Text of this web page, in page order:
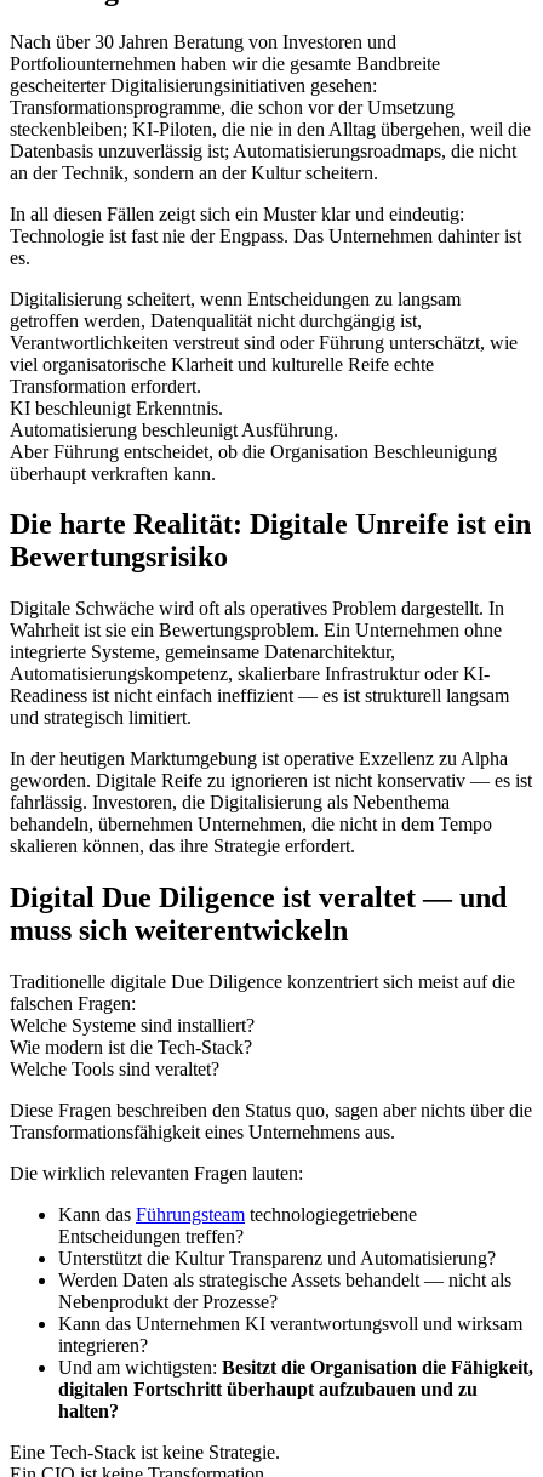
Nach über 30 Jahren Beratung von Investoren und
Portfoliounternehmen haben wir die gesamte Bandbreite
gescheiterter Digitalisierungsinitiativen gesehen:
Transformationsprogramme, die schon vor der Umsetzung
steckenbleiben; KI-Piloten, die nie in den Alltag übergehen, weil die
Datenbasis unzuverlässig ist; Automatisierungsroadmaps, die nicht
an der Technik, sondern an der Kultur scheitern.
In all diesen Fällen zeigt sich ein Muster klar und eindeutig:
Technologie ist fast nie der Engpass. Das Unternehmen dahinter ist
es.
Digitalisierung scheitert, wenn Entscheidungen zu langsam
getroffen werden, Datenqualität nicht durchgängig ist,
Verantwortlichkeiten verstreut sind oder Führung unterschätzt, wie
viel organisatorische Klarheit und kulturelle Reife echte
Transformation erfordert.
KI beschleunigt Erkenntnis.
Automatisierung beschleunigt Ausführung.
Aber Führung entscheidet, ob die Organisation Beschleunigung
überhaupt verkraften kann.
Die harte Realität: Digitale Unreife ist ein
Bewertungsrisiko
Digitale Schwäche wird oft als operatives Problem dargestellt. In
Wahrheit ist sie ein Bewertungsproblem. Ein Unternehmen ohne
integrierte Systeme, gemeinsame Datenarchitektur,
Automatisierungskompetenz, skalierbare Infrastruktur oder KI-
Readiness ist nicht einfach ineffizient — es ist strukturell langsam
und strategisch limitiert.
In der heutigen Marktumgebung ist operative Exzellenz zu Alpha
geworden. Digitale Reife zu ignorieren ist nicht konservativ — es ist
fahrlässig. Investoren, die Digitalisierung als Nebenthema
behandeln, übernehmen Unternehmen, die nicht in dem Tempo
skalieren können, das ihre Strategie erfordert.
Digital Due Diligence ist veraltet — und
muss sich weiterentwickeln
Traditionelle digitale Due Diligence konzentriert sich meist auf die
falschen Fragen:
Welche Systeme sind installiert?
Wie modern ist die Tech-Stack?
Welche Tools sind veraltet?
Diese Fragen beschreiben den Status quo, sagen aber nichts über die
Transformationsfähigkeit eines Unternehmens aus.
Die wirklich relevanten Fragen lauten:
Kann das Führungsteam technologiegetriebene
Entscheidungen treffen?
Unterstützt die Kultur Transparenz und Automatisierung?
Werden Daten als strategische Assets behandelt — nicht als
Nebenprodukt der Prozesse?
Kann das Unternehmen KI verantwortungsvoll und wirksam
integrieren?
Und am wichtigsten: Besitzt die Organisation die Fähigkeit,
digitalen Fortschritt überhaupt aufzubauen und zu
halten?
Eine Tech-Stack ist keine Strategie.